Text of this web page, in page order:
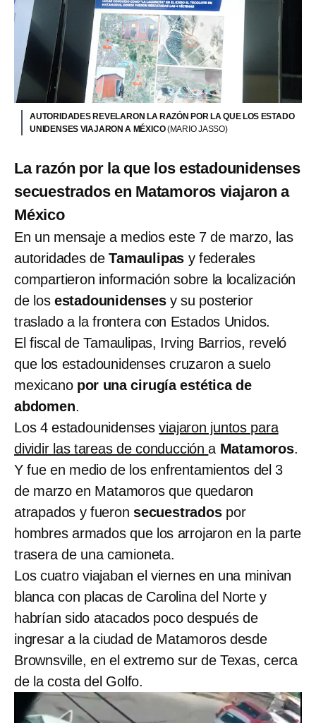
AUTORIDADES REVELARON LA RAZÓN POR LA QUE LOS ESTADO
UNIDENSES VIAJARON A MÉXICO(MARIO JASSO)
La razón por la que los estadounidenses
secuestrados en Matamoros viajaron a
México
En un mensaje a medios este 7 de marzo, las
autoridades deTamaulipas y federales
compartieron información sobre la localización
de los estadounidensesy su posterior
traslado a la frontera con Estados Unidos.
El fiscal de Tamaulipas, Irving Barrios, reveló
que los estadounidenses cruzaron a suelo
mexicano por una cirugía estética de
abdomen.
Los 4 estadounidensesviajaron juntos para
dividir las tareas de conduccióna Matamoros.
Y fue en medio de los enfrentamientos del 3
de marzo en Matamoros que quedaron
atrapados y fueron secuestrados por
hombres armados que los arrojaron en la parte
trasera de una camioneta.
Los cuatro viajaban el viernes en una minivan
blanca con placas de Carolina del Norte y
habrían sido atacados poco después de
ingresar a la ciudad de Matamoros desde
Brownsville, en el extremo sur de Texas, cerca
de la costa del Golfo.